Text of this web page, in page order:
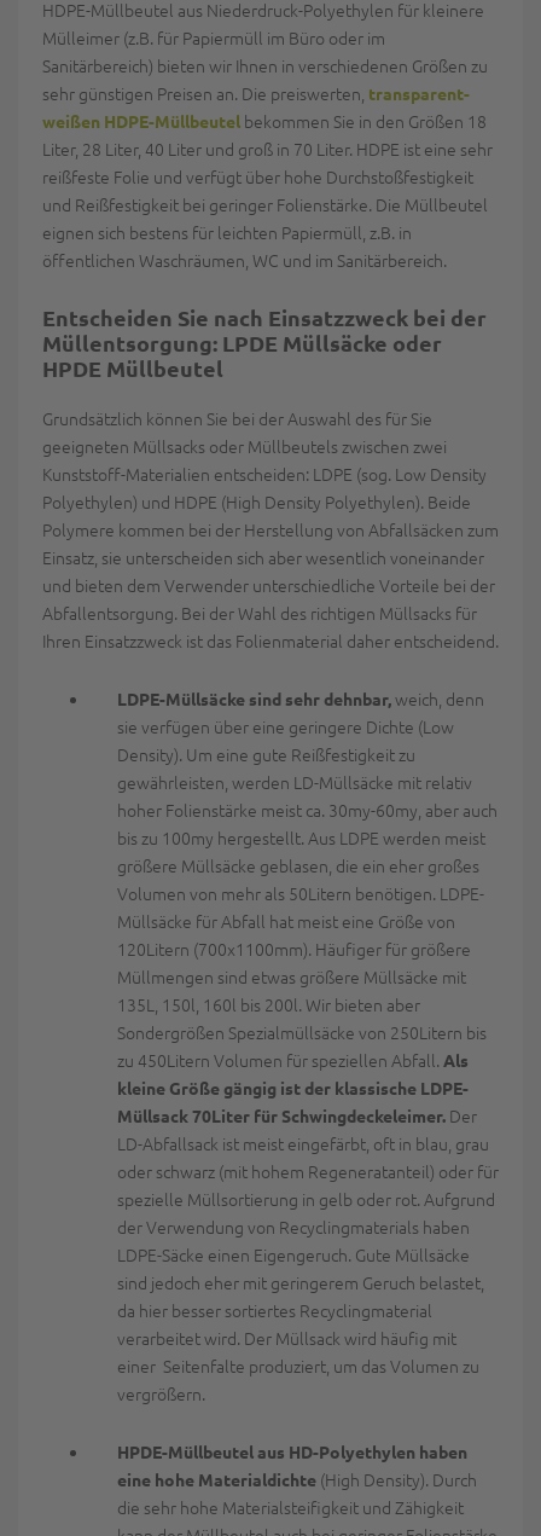
HDPE-Müllbeutel aus Niederdruck-Polyethylen für kleinere
Mülleimer (z.B. für Papiermüll im Büro oder im
Sanitärbereich) bieten wir Ihnen in verschiedenen Größen zu
sehr günstigen Preisen an. Die preiswerten, transparent-
weißen HDPE-Müllbeutel bekommen Sie in den Größen 18
Liter, 28 Liter, 40 Liter und groß in 70 Liter. HDPE ist eine sehr
reißfeste Folie und verfügt über hohe Durchstoßfestigkeit
und Reißfestigkeit bei geringer Folienstärke. Die Müllbeutel
eignen sich bestens für leichten Papiermüll, z.B. in
öffentlichen Waschräumen, WC und im Sanitärbereich.
Entscheiden Sie nach Einsatzzweck bei der
Müllentsorgung: LPDE Müllsäcke oder
HPDE Müllbeutel
Grundsätzlich können Sie bei der Auswahl des für Sie
geeigneten Müllsacks oder Müllbeutels zwischen zwei
Kunststoff-Materialien entscheiden: LDPE (sog. Low Density
Polyethylen) und HDPE (High Density Polyethylen). Beide
Polymere kommen bei der Herstellung von Abfallsäcken zum
Einsatz, sie unterscheiden sich aber wesentlich voneinander
und bieten dem Verwender unterschiedliche Vorteile bei der
Abfallentsorgung. Bei der Wahl des richtigen Müllsacks für
Ihren Einsatzzweck ist das Folienmaterial daher entscheidend.
LDPE-Müllsäcke sind sehr dehnbar, weich, denn
sie verfügen über eine geringere Dichte (Low
Density). Um eine gute Reißfestigkeit zu
gewährleisten, werden LD-Müllsäcke mit relativ
hoher Folienstärke meist ca. 30my-60my, aber auch
bis zu 100my hergestellt. Aus LDPE werden meist
größere Müllsäcke geblasen, die ein eher großes
Volumen von mehr als 50Litern benötigen. LDPE-
Müllsäcke für Abfall hat meist eine Größe von
120Litern (700x1100mm). Häufiger für größere
Müllmengen sind etwas größere Müllsäcke mit
135L, 150l, 160l bis 200l. Wir bieten aber
Sondergrößen Spezialmüllsäcke von 250Litern bis
zu 450Litern Volumen für speziellen Abfall. Als
kleine Größe gängig ist der klassische LDPE-
Müllsack 70Liter für Schwingdeckeleimer. Der
LD-Abfallsack ist meist eingefärbt, oft in blau, grau
oder schwarz (mit hohem Regeneratanteil) oder für
spezielle Müllsortierung in gelb oder rot. Aufgrund
der Verwendung von Recyclingmaterials haben
LDPE-Säcke einen Eigengeruch. Gute Müllsäcke
sind jedoch eher mit geringerem Geruch belastet,
da hier besser sortiertes Recyclingmaterial
verarbeitet wird. Der Müllsack wird häufig mit
einer Seitenfalte produziert, um das Volumen zu
vergrößern.
HPDE-Müllbeutel aus HD-Polyethylen haben
eine hohe Materialdichte (High Density). Durch
die sehr hohe Materialsteifigkeit und Zähigkeit